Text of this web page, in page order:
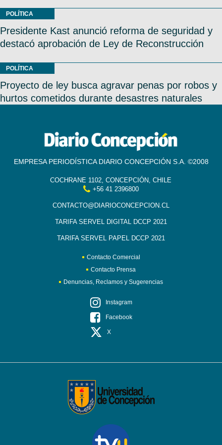
POLÍTICA
Presidente Kast anunció reforma de seguridad y
destacó aprobación de Ley de Reconstrucción
POLÍTICA
Proyecto de ley busca agravar penas por robos y
hurtos cometidos durante desastres naturales
EMPRESA PERIODÍSTICA DIARIO CONCEPCIÓN S.A. ©2008
COCHRANE 1102, CONCEPCIÓN, CHILE
+56 41 2396800
CONTACTO@DIARIOCONCEPCION.CL
TARIFA SERVEL DIGITAL DCCP 2021
TARIFA SERVEL PAPEL DCCP 2021
Contacto Comercial
Contacto Prensa
Denuncias, Reclamos y Sugerencias
Instagram
Facebook
X